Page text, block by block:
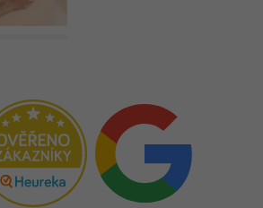
ČISTOTA:
FARBA
TVAR: